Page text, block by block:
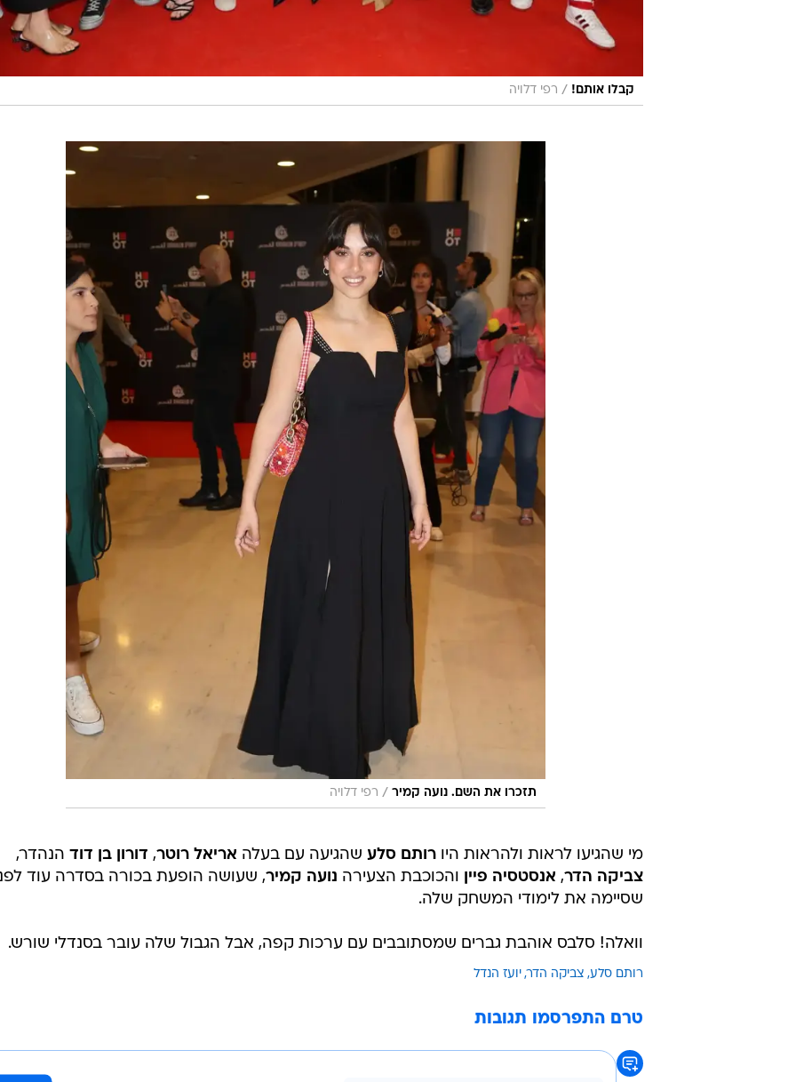
קבלו אותם! / רפי דלויה
תזכרו את השם. נועה קמיר / רפי דלויה
מי שהגיעו לראות ולהראות היו רותם סלע שהגיעה עם בעלה אריאל רוטר, דורון בן דוד הנהדר,
צביקה הדר, אנסטסיה פיין והכוכבת הצעירה נועה קמיר, שעושה הופעת בכורה בסדרה עוד
שסיימה את לימודי המשחק שלה.
וואלה! סלבס אוהבת גברים שמסתובבים עם ערכות קפה, אבל הגבול שלה עובר בסנדלי שורש.
רותם סלע צביקה הדר יועז הנדל
טרם התפרסמו תגובות